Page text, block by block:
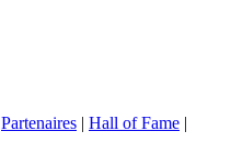
Partenaires | Hall of Fame |